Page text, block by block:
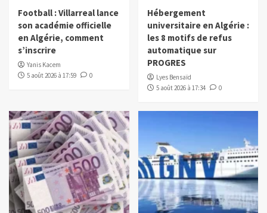
Football : Villarreal lance
son académie officielle
en Algérie, comment
s’inscrire
Yanis Kacem
5 août 2026 à 17:59
0
Hébergement
universitaire en Algérie :
les 8 motifs de refus
automatique sur
PROGRES
Lyes Bensaïd
5 août 2026 à 17:34
0